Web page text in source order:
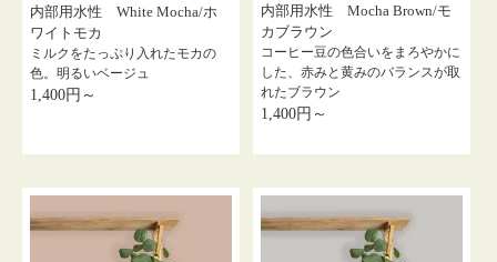
内部用水性 White Mocha/ホ
ワイトモカ
ミルクをたっぷり入れたモカの
色。明るいベージュ
1,400円～
内部用水性 Mocha Brown/モ
カブラウン
コーヒー豆の色合いをまろやかに
した、赤みと黄みのバランスが取
れたブラウン
1,400円～